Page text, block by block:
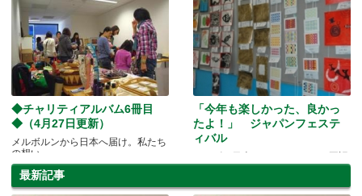
◆チャリティアルバム6冊目
◆（4月27日更新）
メルボルンから日本へ届け。私たち
の想い
「今年も楽しかった、良かっ
たよ！」 ジャパンフェステ
ィバル
やっぱり日本っていいよね～と再認
識
最新記事